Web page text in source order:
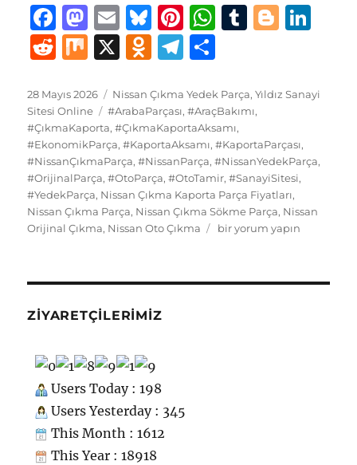
F
a
c
e
b
o
o
k
M
a
st
o
d
o
n
E
m
ai
l
B
lu
e
s
k
y
Pi
n
te
re
st
W
s
A
p
p
T
bl
r
B
g e
n
R
d
di
t
M X
O
n
o
kl
a
ss
ni
T
e
g
r
a
m
a
re
Yayın
tarihi
28 Mayıs 2026 Kategoriler
Nissan Çıkma Yedek Parça,Yıldız Sanayi
Sitesi Online
Etiketler
#ArabaParçası,#AraçBakımı,
#ÇıkmaKaporta,#ÇıkmaKaportaAksamı,
#EkonomikParça,#KaportaAksamı,#KaportaParçası,
#NissanÇıkmaParça,#NissanParça,#NissanYedekParça,
#OrijinalParça,#OtoParça,#OtoTamir,#SanayiSitesi,
#YedekParça, Nissan Çıkma Kaporta Parça Fiyatları,
Nissan Çıkma Parça, Nissan Çıkma Sökme Parça, Nissan
Orijinal Çıkma, Nissan Oto Çıkma
Nissan
bir yorum yapın
ZIYARETÇILERIMIZ
Users Today : 198
Users Yesterday : 345
This Month : 1612
This Year : 18918